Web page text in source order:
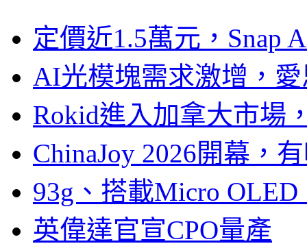
定價近1.5萬元，Snap
AI光模塊需求激增，
Rokid進入加拿大市場
ChinaJoy 2026開幕，
93g、搭載Micro
英偉達官宣CPO量產